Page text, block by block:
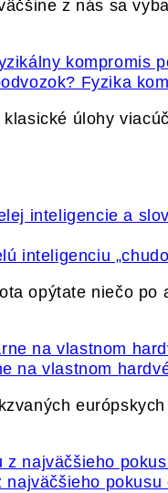
z nás sa
Fyzika
úlohy
inteligenciu
opýtate niečo
na vlastnom